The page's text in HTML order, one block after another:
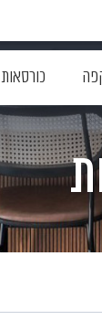
כורסאות